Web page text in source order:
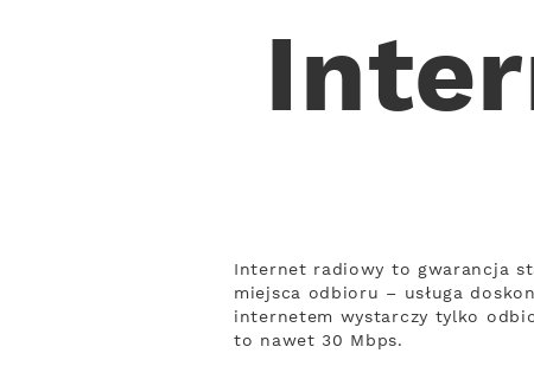
Internet radiowy to gwarancja
miejsca odbioru – usługa
internetem wystarczy tylko
to nawet 30 Mbps.